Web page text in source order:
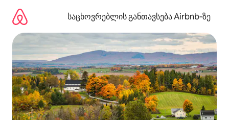
გადასვლა
საცხოვრებლის განთავსება Airbnb‑ზე